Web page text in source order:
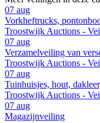
07 aug
Vorkheftrucks,
Troostwijk Auctions -
07 aug
Verzamelveiling van
Troostwijk Auctions -
07 aug
Tuinhuisjes, hout,
Troostwijk Auctions -
07 aug
Magazijnveiling